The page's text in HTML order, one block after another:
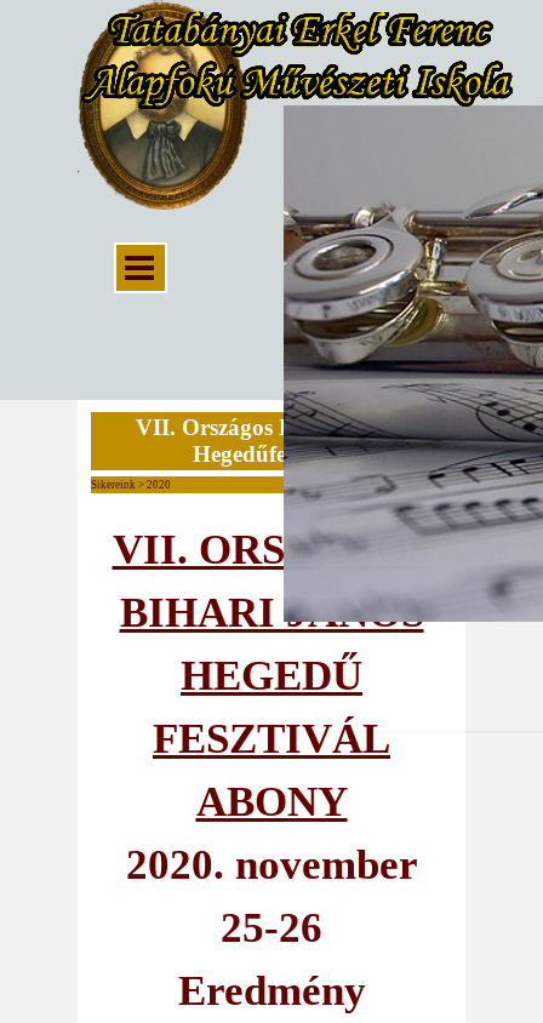
VII. Országos Bihari János
Hegedűfesztivál
Sikereink > 2020
VII. ORSZÁGOS
BIHARI JÁNOS
HEGEDŰ
FESZTIVÁL
ABONY
2020. november
25-26
Eredmény